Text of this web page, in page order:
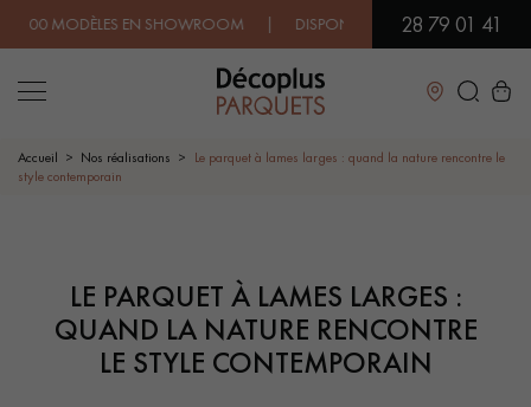
EN SHOWROOM | DISPONIBILITÉ IMMÉDIATE |28 79 01 41
Fermer
PARQUET MASSIF
PARQUET CONTRECOLLÉ -
FLOTTANT
Accueil Nos réalisations
Le parquet à lames larges : quand la nature rencontre le
style contemporain
LE PARQUET À LAMES LARGES :
QUAND LA NATURE RENCONTRE
LE STYLE CONTEMPORAIN